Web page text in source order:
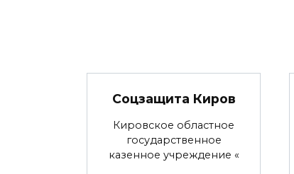
Соцзащита Киров
Кировское областное
государственное
казенное учреждение «